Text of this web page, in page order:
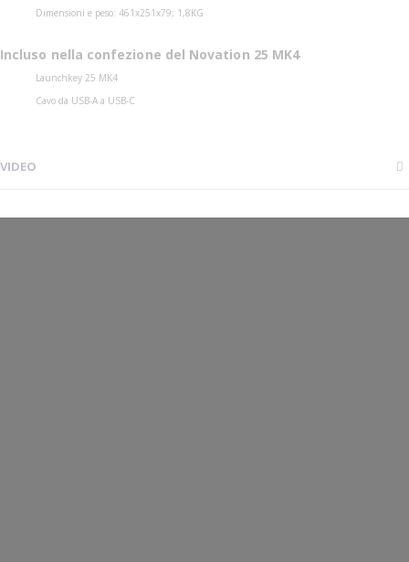
Dimensioni e peso: 461x251x79; 1,8KG
Incluso nella confezione del Novation 25 MK4
Launchkey 25 MK4
Cavo da USB-A a USB-C
VIDEO